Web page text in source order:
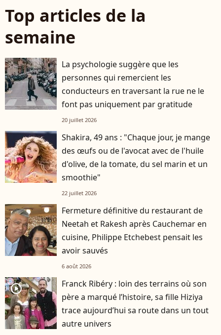
Top articles de la
semaine
La psychologie suggère que les
personnes qui remercient les
conducteurs en traversant la rue ne le
font pas uniquement par gratitude
20 juillet 2026
Shakira, 49 ans : "Chaque jour, je mange
des œufs ou de l'avocat avec de l'huile
d'olive, de la tomate, du sel marin et un
smoothie"
22 juillet 2026
Fermeture définitive du restaurant de
Neetah et Rakesh après Cauchemar en
cuisine, Philippe Etchebest pensait les
avoir sauvés
6 août 2026
player2
Franck Ribéry : loin des terrains où son
père a marqué l’histoire, sa fille Hiziya
trace aujourd’hui sa route dans un tout
autre univers